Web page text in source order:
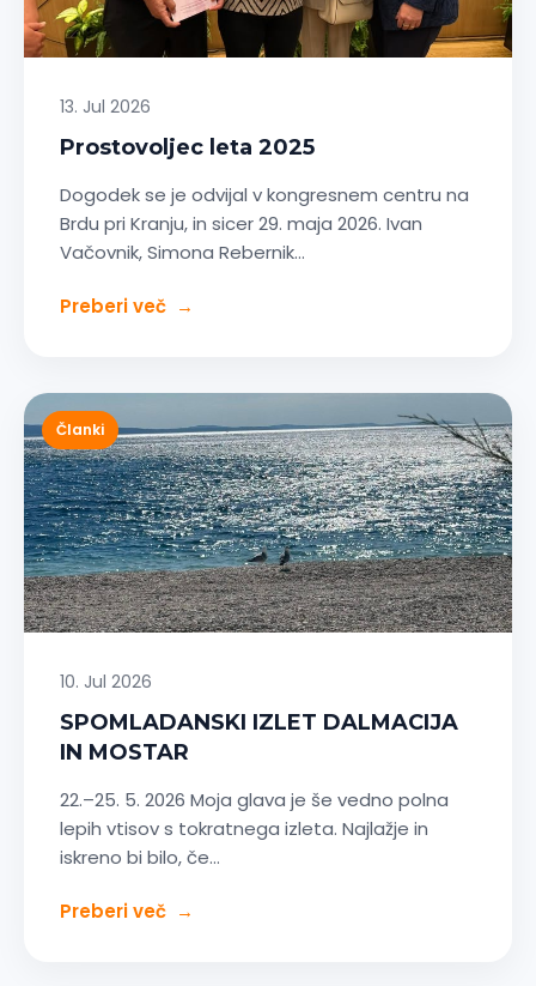
13. Jul 2026
Prostovoljec leta 2025
Dogodek se je odvijal v kongresnem centru na
Brdu pri Kranju, in sicer 29. maja 2026. Ivan
Vačovnik, Simona Rebernik…
Preberi več →
Članki
10. Jul 2026
SPOMLADANSKI IZLET DALMACIJA
IN MOSTAR
22.–25. 5. 2026 Moja glava je še vedno polna
lepih vtisov s tokratnega izleta. Najlažje in
iskreno bi bilo, če…
Preberi več →